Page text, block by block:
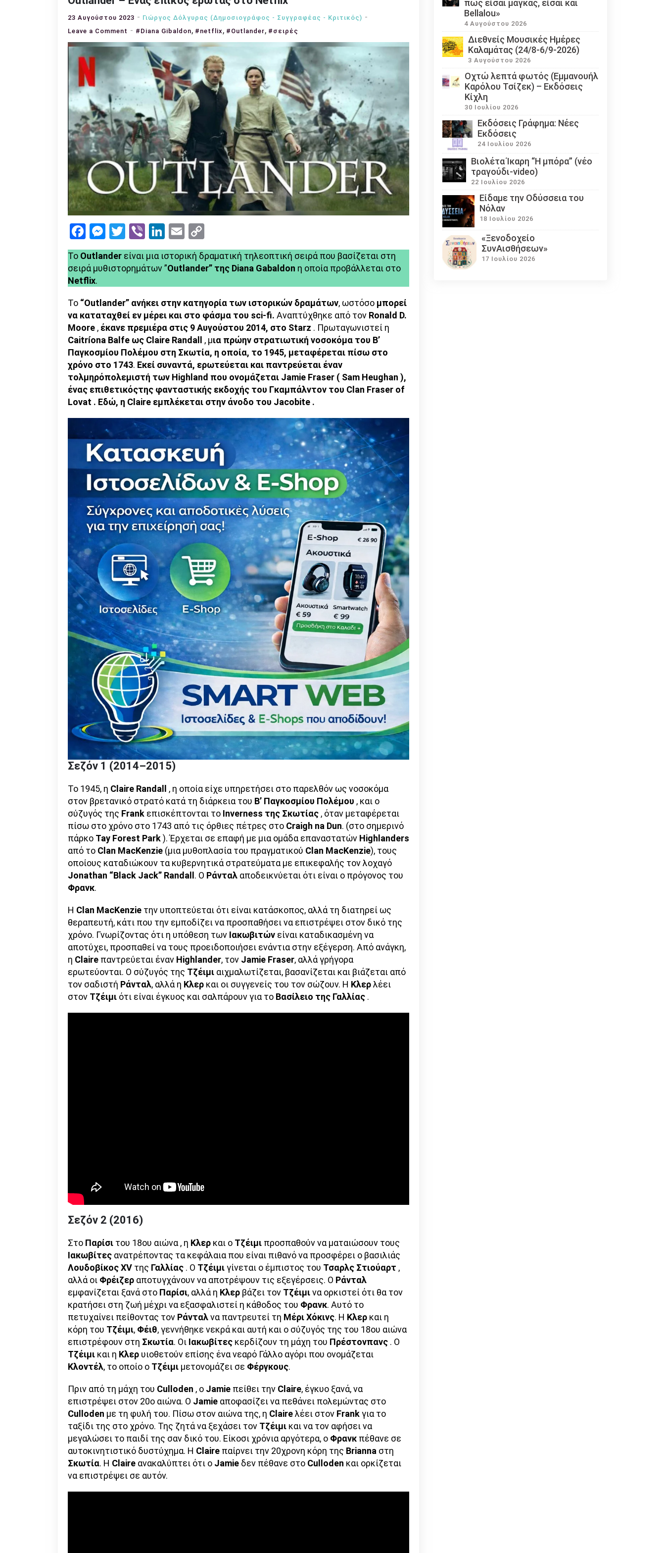
23 Αυγούστου 2023
Γιώργος Δόλγυρας (Δημοσιογράφος - Συγγραφέας - Kριτικός)
Leave a Comment on
Outlander
επικός
έρωτας
στο
Netflix
#Diana Gibaldon, #netflix , #Outlander, #σειρές
Facebook
Messenger
Twitter
ViberLinkedIn
Email
Link
Το Outlander είναι μια ιστορική δραματική τηλεοπτική σειρά που βασίζεται στη
σειρά μυθιστορημάτων ”Outlander” της Diana Gabaldon η οποία προβάλλεται στο
Netflix.
Το “Outlander” ανήκει στην κατηγορία των ιστορικών δραμάτων, ωστόσο μπορεί
να καταταχθεί εν μέρει και στο φάσμα του sci-fi. Αναπτύχθηκε από τον Ronald D.
Moore , έκανε πρεμιέρα στις 9 Αυγούστου 2014, στο Starz . Πρωταγωνιστεί η
Caitríona Balfe ως Claire Randall , μια πρώην στρατιωτική νοσοκόμα του Β’
Παγκοσμίου Πολέμου στη Σκωτία, η οποία, το 1945, μεταφέρεται πίσω στο
χρόνο στο 1743. Εκεί συναντά, ερωτεύεται και παντρεύεται έναν
τολμηρόπολεμιστή των Highland που ονομάζεται Jamie Fraser ( Sam Heughan ),
ένας επιθετικόςτης φανταστικής εκδοχής του Γκαμπάλντον του Clan Fraser of
Lovat . Εδώ, η Claire εμπλέκεται στην άνοδο του Jacobite .
Σεζόν 1 (2014–2015)
Το 1945, η Claire Randall , η οποία είχε υπηρετήσει στο παρελθόν ως νοσοκόμα
στον βρετανικό στρατό κατά τη διάρκεια του Β’ Παγκοσμίου Πολέμου , και ο
σύζυγός της Frank επισκέπτονται το Inverness της Σκωτίας , όταν μεταφέρεται
πίσω στο χρόνο στο 1743 από τις όρθιες πέτρες στο Craigh na Dun. (στο σημερινό
πάρκο Tay Forest Park). Έρχεται σε επαφή με μια ομάδα επαναστατών Highlanders
από το Clan MacKenzie (μια μυθοπλασία του πραγματικού Clan MacKenzie), τους
οποίους καταδιώκουν τα κυβερνητικά στρατεύματα με επικεφαλής τον λοχαγό
Jonathan “Black Jack” Randall. Ο Ράνταλ αποδεικνύεται ότι είναι ο πρόγονος του
Φρανκ.
Η Clan MacKenzie την υποπτεύεται ότι είναι κατάσκοπος, αλλά τη διατηρεί ως
θεραπευτή, κάτι που την εμποδίζει να προσπαθήσει να επιστρέψει στον δικό της
χρόνο. Γνωρίζοντας ότι η υπόθεση των Ιακωβιτών είναι καταδικασμένη να
αποτύχει, προσπαθεί να τους προειδοποιήσει ενάντια στην εξέγερση. Από ανάγκη,
η Claire παντρεύεται έναν Highlander, τον Jamie Fraser, αλλά γρήγορα
ερωτεύονται. Ο σύζυγός της Τζέιμι αιχμαλωτίζεται, βασανίζεται και βιάζεται από
τον σαδιστή Ράνταλ, αλλά η Κλερ και οι συγγενείς του τον σώζουν. Η Κλερλέει
στον Τζέιμι ότι είναι έγκυος και σαλπάρουν για το Βασίλειο της Γαλλίας .
Σεζόν 2 (2016)
Στο Παρίσι του 18ου αιώνα , η Κλερ και ο Τζέιμι προσπαθούν να ματαιώσουν τους
Ιακωβίτες ανατρέποντας τα κεφάλαια που είναι πιθανό να προσφέρει ο βασιλιάς
Λουδοβίκος XV της Γαλλίας . Ο Τζέιμιγίνεται ο έμπιστος του Τσαρλς Στιούαρτ ,
αλλά οι Φρέιζερ αποτυγχάνουν να αποτρέψουν τις εξεγέρσεις. Ο Ράνταλ
εμφανίζεται ξανά στο Παρίσι, αλλά η Κλερ βάζει τον Τζέιμινα ορκιστεί ότι θα τον
κρατήσει στη ζωή μέχρι να εξασφαλιστεί η κάθοδος του Φρανκ. Αυτό το
πετυχαίνει πείθοντας τον Ράνταλνα παντρευτεί τη Μέρι Χόκινς. Η Κλερ και η
κόρη του Τζέιμι, Φέιθ, γεννήθηκε νεκρά και αυτή και ο σύζυγός της του 18ου αιώνα
επιστρέφουν στη Σκωτία. Οι Ιακωβίτες κερδίζουν τη μάχη του Πρέστονπανς . Ο
Τζέιμι και η Κλερ υιοθετούν επίσης ένα νεαρό Γάλλο αγόρι που ονομάζεται
Κλοντέλ, το οποίο ο Τζέιμι μετονομάζει σε Φέργκους.
Πριν από τη μάχη του Culloden , ο Jamie πείθει την Claire, έγκυο ξανά, να
επιστρέψει στον 20ο αιώνα. Ο Jamie αποφασίζει να πεθάνει πολεμώντας στο
Culloden με τη φυλή του. Πίσω στον αιώνα της, η Claireλέει στον Frankγια το
ταξίδι της στο χρόνο. Της ζητά να ξεχάσει τον Τζέιμι και να τον αφήσει να
μεγαλώσει το παιδί της σαν δικό του. Είκοσι χρόνια αργότερα, ο Φρανκ πέθανε σε
αυτοκινητιστικό δυστύχημα. Η Claire παίρνει την 20χρονη κόρη της Brianna στη
Σκωτία. Η Claire ανακαλύπτει ότι ο Jamie δεν πέθανε στο Culloden και ορκίζεται
να επιστρέψει σε αυτόν.
πως είσαι μάγκας, είσαι και
Bellalou»
4 Αυγούστου 2026
Διεθνείς Μουσικές Ημέρες
Καλαμάτας (24/8-6/9-2026)
3 Αυγούστου 2026
Οχτώ λεπτά φωτός (Εμμανουήλ
Καρόλου Τσίζεκ) – Εκδόσεις
Κίχλη
30 Ιουλίου 2026
Εκδόσεις Γράφημα: Νέες
Εκδόσεις
24 Ιουλίου 2026
Βιολέτα Ίκαρη “Η μπόρα” (νέο
τραγούδι-video)
22 Ιουλίου 2026
Eίδαμε την Οδύσσεια του
Νόλαν
18 Ιουλίου 2026
«Ξενοδοχείο
ΣυνΑισθήσεων»
17 Ιουλίου 2026